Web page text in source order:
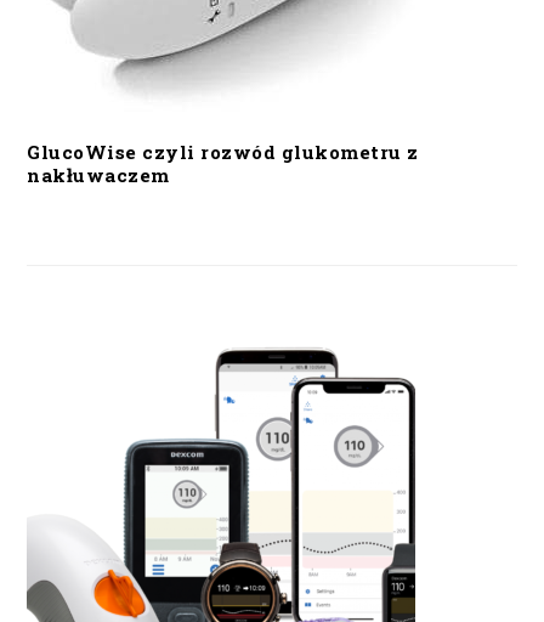
GlucoWise czyli rozwód glukometru z
nakłuwaczem